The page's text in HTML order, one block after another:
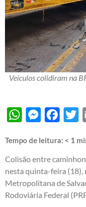
Veículos colidiram na
WhatsAppMessenger
Tempo de leitura: < 1
Colisão entre
nesta quinta-feira (18),
Metropolitana de
Rodoviária Federal